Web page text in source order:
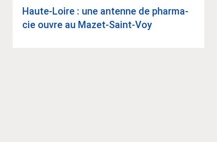
Haute-Loire : une antenne de phar­ma­
cie ouvre au Mazet-Saint-Voy